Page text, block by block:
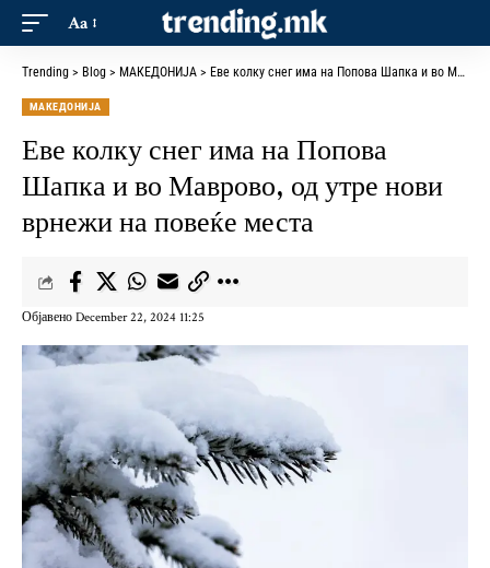
Aa
Trending > Blog > МАКЕДОНИЈА > Еве колку снег има на Попова Шапка и во Маврово, од утре нови врнежи на повеќе места
МАКЕДОНИЈА
Еве колку снег има на Попова
Шапка и во Маврово, од утре нови
врнежи на повеќе места
Објавено December 22, 2024 11:25